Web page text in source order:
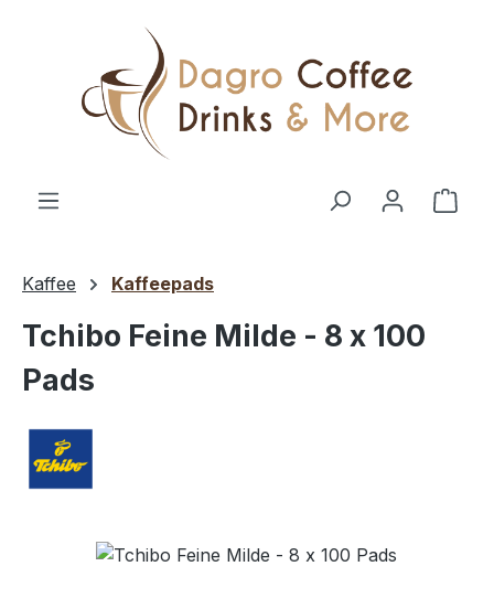
Zum Hauptinhalt springen
Kaffee Kaffeepads
Tchibo Feine Milde - 8 x 100
Pads
Bildergalerie überspringen